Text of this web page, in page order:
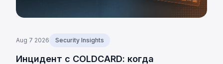
Aug 7 2026 Security Insights
Инцидент с COLDCARD: когда